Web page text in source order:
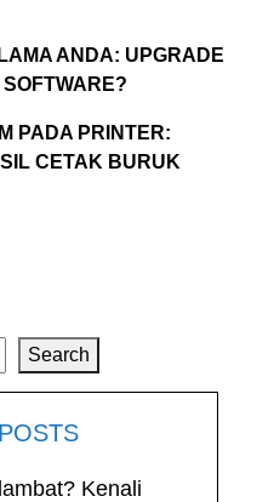
ANDA: UPGRADE
PADA PRINTER:
CETAK BURUK
Search
Kenali